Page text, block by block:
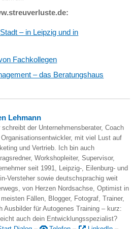
– in Leipzig und in
Fachkollegen
– das Beratungshaus
Lehmann
schreibt der Unternehmensberater, Coach
mit viel Lust auf
und Vertrieb. Ich bin auch
Workshopleiter, Supervisor,
seit 1991, Leipzig-, Eilenburg- und
Versteher sowie deutschsprachig weit
von Herzen Nordsachse, Optimist in
Fällen, Blogger, Fotograf, Trainer,
Ausbilder für Autogenes Training – kurz:
auch dein Entwicklungsspezialist?